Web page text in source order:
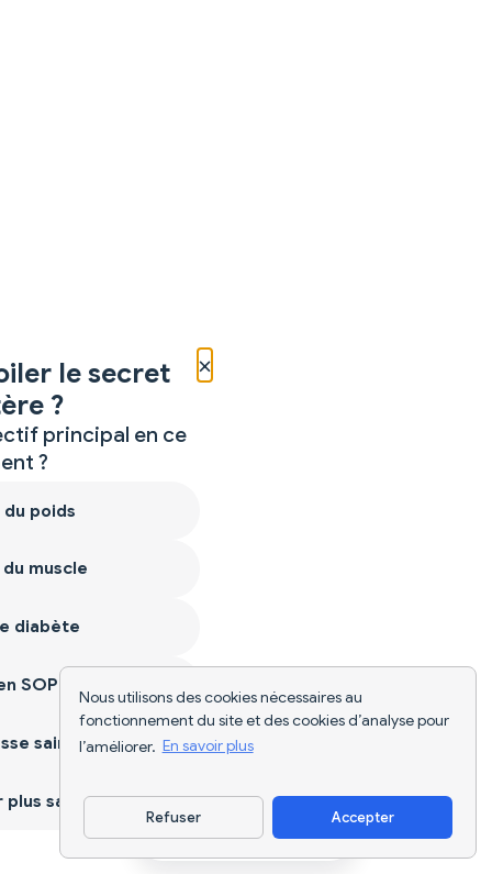
Nous utilisons des cookies nécessaires au
fonctionnement du site et des cookies d’analyse pour
l’améliorer. En savoir plus
Refuser Accepter
Télécharger l'appli
×
le secret
?
principal en ce
?
poids
muscle
diabète
SOPK
saine
sain